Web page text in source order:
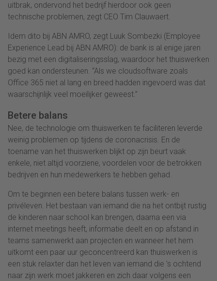
uitbrak, ondervond het bedrijf hierdoor ook geen
technische problemen, zegt CEO Tim Clauwaert.
Idem dito bij ABN AMRO, zegt Luuk Sombezki (Employee
Experience Lead bij ABN AMRO): de bank is al enige jaren
bezig met een digitaliseringsslag, waardoor het thuiswerken
goed kan ondersteunen. “Als we cloudsoftware zoals
Office 365 niet al lang en breed hadden ingevoerd was dat
waarschijnlijk veel moeilijker geweest.”
Betere balans
Nee, de technologie om thuiswerken te faciliteren leverde
weinig problemen op tijdens de coronacrisis. En de
toename van het thuiswerken blijkt op zijn beurt vaak
enkele, niet altijd voorziene, voordelen voor de betrokken
bedrijven en hun medewerkers te hebben gehad.
Om te beginnen een betere balans tussen werk- en
privéleven. Het bestaan van iemand die na het ontbijt rustig
de kinderen naar school kan brengen, daarna een via
internet meetings heeft, informatie deelt en op afstand in
teams samenwerkt aan projecten en wanneer het hem
uitkomt een paar uur geconcentreerd kan thuiswerken is
een stuk relaxter dan het leven van iemand die 's ochtend
naar zijn werk moet jakkeren en zich daar volgens een